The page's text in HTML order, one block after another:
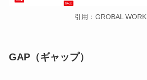
引用：GROBAL WORK
GAP（ギャップ）